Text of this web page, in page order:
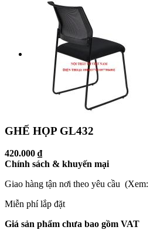
GHẾ HỌP GL432
420.000 ₫
Chính sách & khuyến mại
Giao hàng tận nơi theo yêu cầu (Xem:
Miễn phí lắp đặt
Giá sản phẩm chưa bao gồm VAT